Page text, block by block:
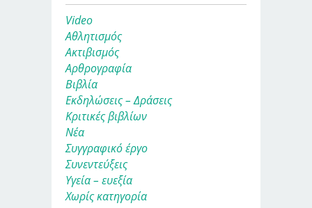
Video
Αθλητισμός
Ακτιβισμός
Αρθρογραφία
Βιβλία
Εκδηλώσεις – Δράσεις
Κριτικές βιβλίων
Νέα
Συγγραφικό έργο
Συνεντεύξεις
Υγεία – ευεξία
Χωρίς κατηγορία